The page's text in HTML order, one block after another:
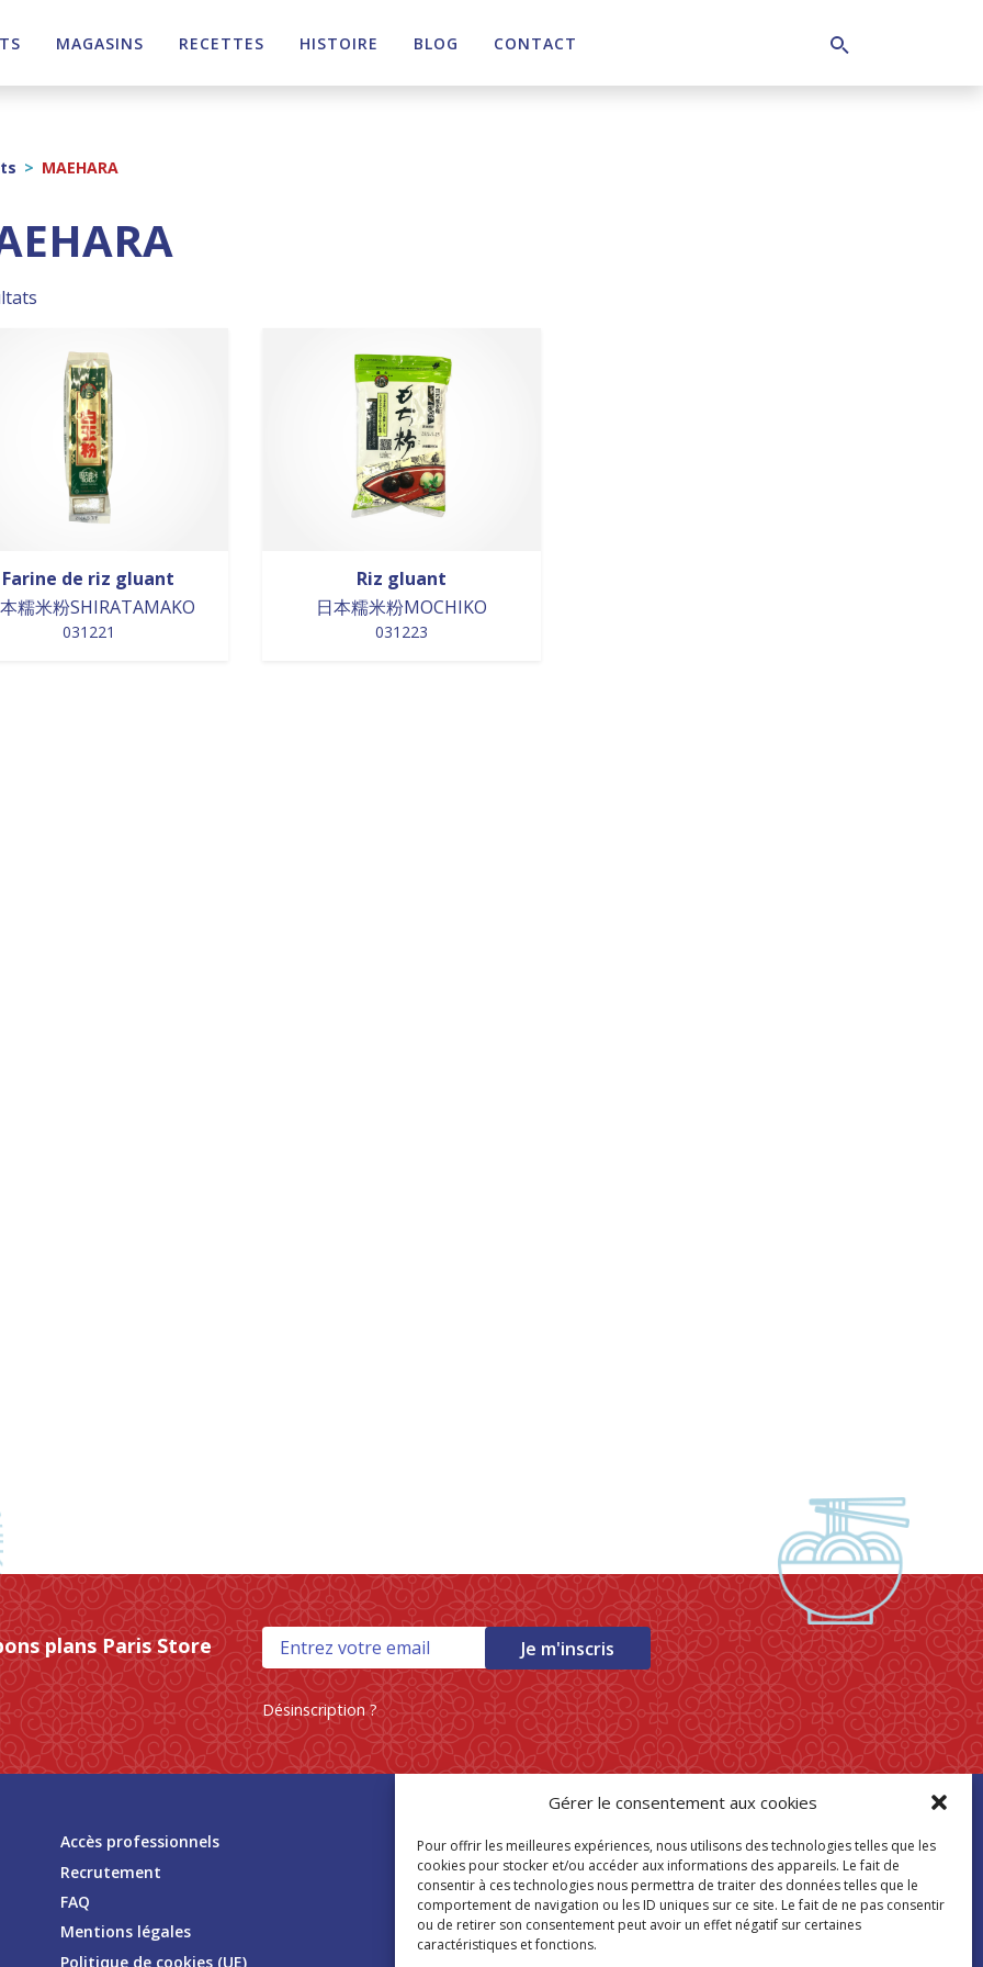
Gérer le consentement aux cookies
Pour offrir les meilleures expériences, nous utilisons des technologies telles que les
cookies pour stocker et/ou accéder aux informations des appareils. Le fait de
consentir à ces technologies nous permettra de traiter des données telles que le
comportement de navigation ou les ID uniques sur ce site. Le fait de ne pas consentir
ou de retirer son consentement peut avoir un effet négatif sur certaines
caractéristiques et fonctions.
MAGASINS RECETTES HISTOIRE BLOG CONTACT
> MAEHARA
Farine de riz gluant
糯米粉SHIRATAMAKO
031221
Riz gluant
日本糯米粉MOCHIKO
031223
plans Paris Store Je m'inscris
Désinscription ?
Accès professionnels
Recrutement
FAQ
Mentions légales
Politique de cookies (UE)
Trouver mon
magasin Paris Store
Où nous trouver